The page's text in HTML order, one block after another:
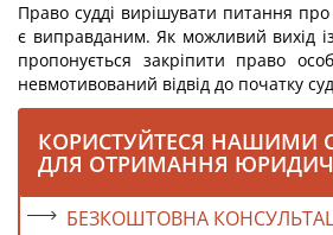
Право судді вирішувати питання про
є виправданим. Як можливий вихід із
пропонується закріпити право
невмотивований відвід до початку
КОРИСТУЙТЕСЯ НАШИМИ
ДЛЯ ОТРИМАННЯ
БЕЗКОШТОВНА